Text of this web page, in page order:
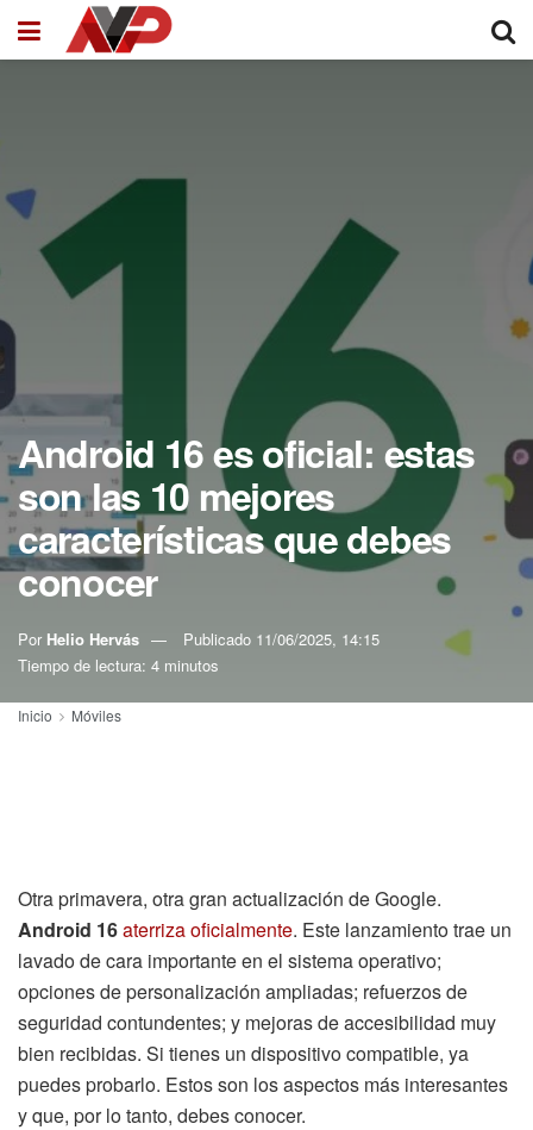
Android 16 es oficial: estas
son las 10 mejores
características que debes
conocer
Por Helio Hervás Publicado 11/06/2025, 14:15
Tiempo de lectura: 4 minutos
Inicio Móviles
Otra primavera, otra gran actualización de Google.
Android 16aterriza oficialmente. Este lanzamiento trae un
lavado de cara importante en el sistema operativo;
opciones de personalización ampliadas; refuerzos de
seguridad contundentes; y mejoras de accesibilidad muy
bien recibidas. Si tienes un dispositivo compatible, ya
puedes probarlo. Estos son los aspectos más interesantes
y que, por lo tanto, debes conocer.